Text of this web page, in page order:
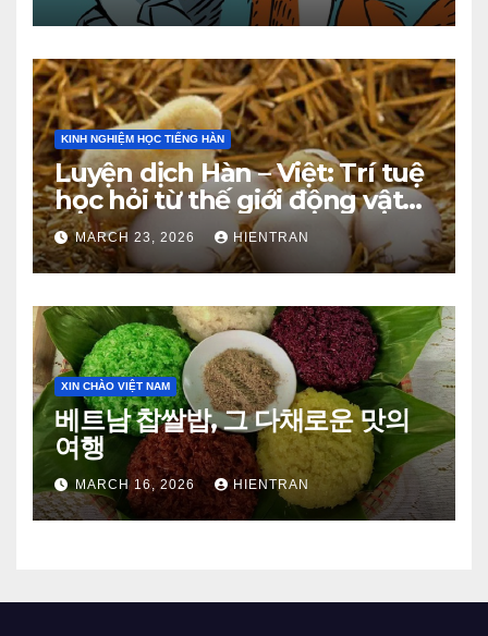
KINH NGHIỆM HỌC TIẾNG HÀN
Luyện dịch Hàn – Việt: Trí tuệ
học hỏi từ thế giới động vật
(Phần 1)
MARCH 23, 2026 HIENTRAN
XIN CHÀO VIỆT NAM
베트남 찹쌀밥, 그 다채로운 맛의
여행
MARCH 16, 2026 HIENTRAN